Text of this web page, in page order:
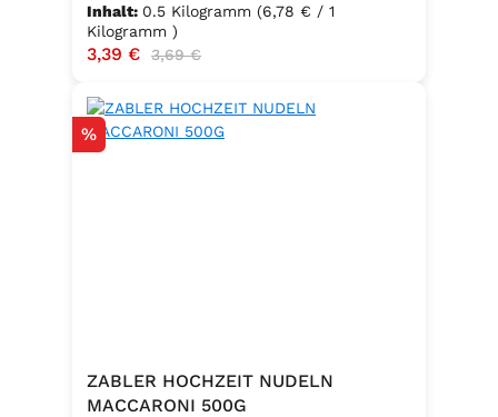
Inhalt: 0.5 Kilogramm (6,78 € / 1
Kilogramm )
Verkaufspreis:
3,39 € Regulärer Preis:
3,69 €
Rabatt
%
ZABLER HOCHZEIT NUDELN
MACCARONI 500G